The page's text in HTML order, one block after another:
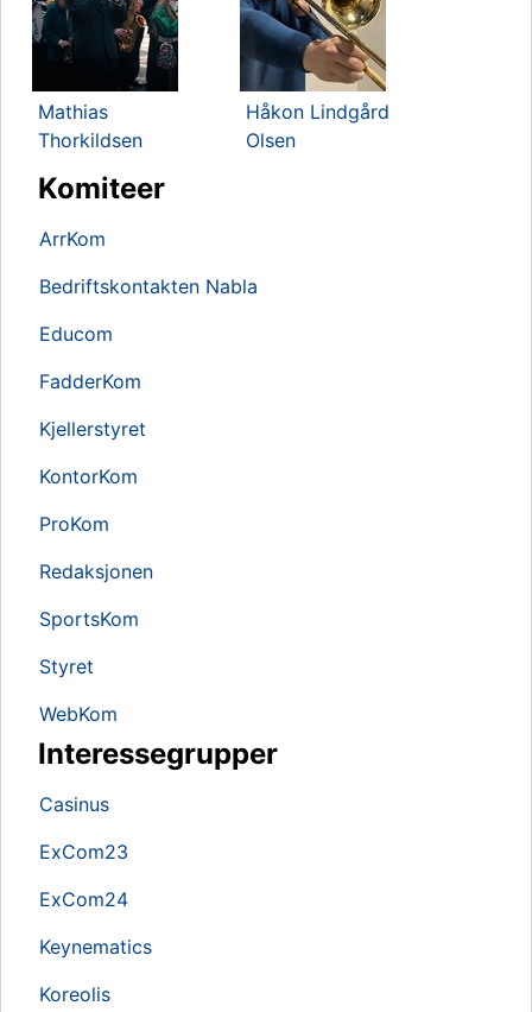
Mathias
Thorkildsen
Håkon Lindgård
Olsen
Komiteer
ArrKom
Bedriftskontakten Nabla
Educom
FadderKom
Kjellerstyret
KontorKom
ProKom
Redaksjonen
SportsKom
Styret
WebKom
Interessegrupper
Casinus
ExCom23
ExCom24
Keynematics
Koreolis